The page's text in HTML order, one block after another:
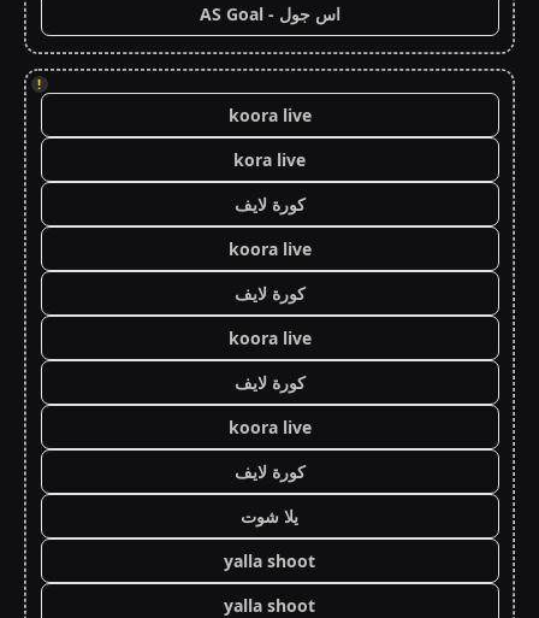
اس جول - AS Goal
!
koora live
kora live
كورة لايف
koora live
كورة لايف
koora live
كورة لايف
koora live
كورة لايف
يلا شوت
yalla shoot
yalla shoot